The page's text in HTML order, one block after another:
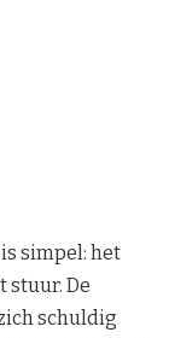
simpel: het
stuur. De
schuldig